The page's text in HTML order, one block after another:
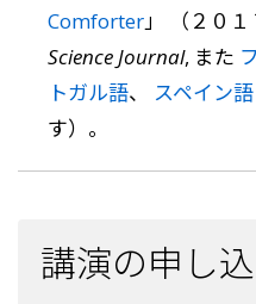
Comforter」 （２０
Science Journal, また
トガル語、 スペイン語
す）。
講演の申し